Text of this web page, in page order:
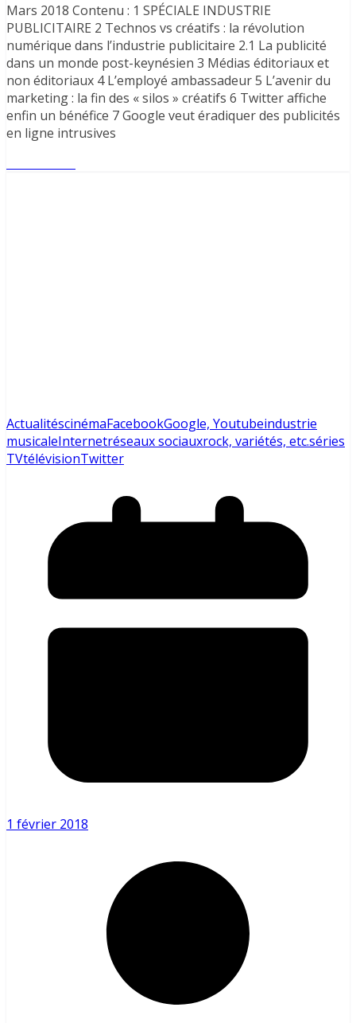
Mars 2018 Contenu : 1 SPÉCIALE INDUSTRIE
PUBLICITAIRE 2 Technos vs créatifs : la révolution
numérique dans l’industrie publicitaire 2.1 La publicité
dans un monde post-keynésien 3 Médias éditoriaux et
non éditoriaux 4 L’employé ambassadeur 5 L’avenir du
marketing : la fin des « silos » créatifs 6 Twitter affiche
enfin un bénéfice 7 Google veut éradiquer des publicités
en ligne intrusives
ActualitéscinémaFacebookGoogle, Youtubeindustrie
musicaleInternetréseaux sociauxrock, variétés, etc.séries
TVtélévisionTwitter
1 février 2018